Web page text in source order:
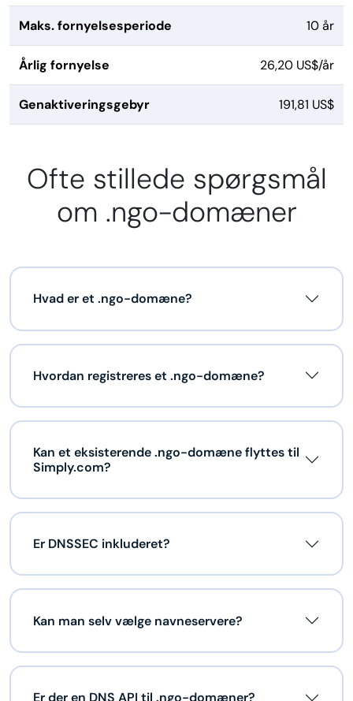
Maks. fornyelsesperiode 10 år
Årlig fornyelse 26,20 US$/år
Genaktiveringsgebyr 191,81 US$
Ofte stillede spørgsmål
om .ngo-domæner
Hvad er et .ngo-domæne?
Hvordan registreres et .ngo-domæne?
Kan et eksisterende .ngo-domæne flyttes til
Simply.com?
Er DNSSEC inkluderet?
Kan man selv vælge navneservere?
Er der en DNS API til .ngo-domæner?